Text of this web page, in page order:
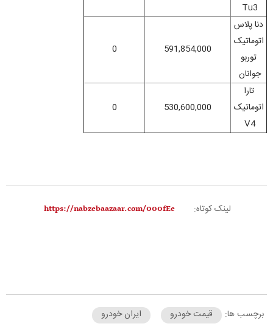
Tu3
دنا پلاس
اتوماتیک
توربو
جوانان
591,854,000
0
تارا
اتوماتیک
V4
530,600,000
0
لینک کوتاه:
برچسب ها: قیمت خودرو ایران خودرو